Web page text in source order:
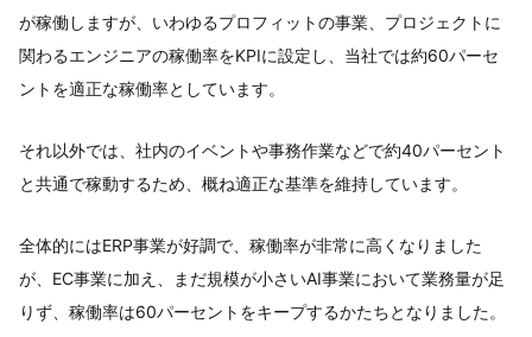
が稼働しますが、いわゆるプロフィットの事業、プロジェクトに
関わるエンジニアの稼働率をKPIに設定し、当社では約60パーセ
ントを適正な稼働率としています。
それ以外では、社内のイベントや事務作業などで約40パーセント
と共通で稼動するため、概ね適正な基準を維持しています。
全体的にはERP事業が好調で、稼働率が非常に高くなりました
が、EC事業に加え、まだ規模が小さいAI事業において業務量が足
りず、稼働率は60パーセントをキープするかたちとなりました。